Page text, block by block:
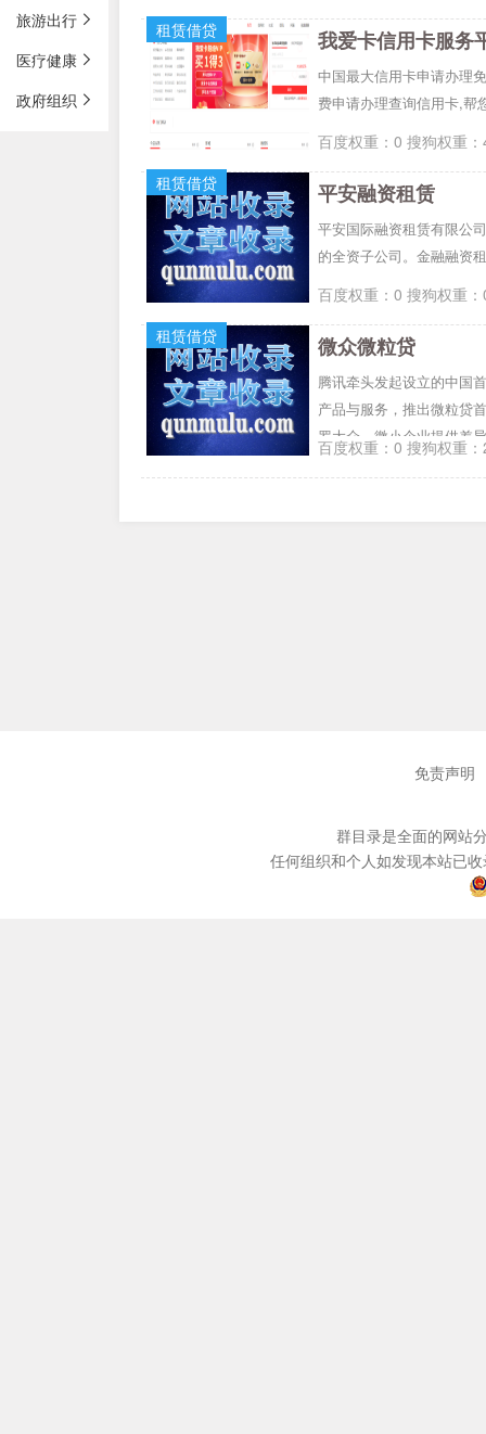
旅游出行
医疗健康
政府组织
租赁借贷
我爱卡信用卡服务
中国最大信用卡申请办理
费申请办理查询信用卡,
百度权重：0 搜狗权重
租赁借贷
平安融资租赁
平安国际融资租赁有限公
的全资子公司。金融融资
百度权重：0 搜狗权重
租赁借贷
微众微粒贷
腾讯牵头发起设立的中国
产品与服务，推出微粒贷
罗大众、微小企业提供差
百度权重：0 搜狗权重
免责声明
群目录是全面的网站
任何组织和个人如发现本站已